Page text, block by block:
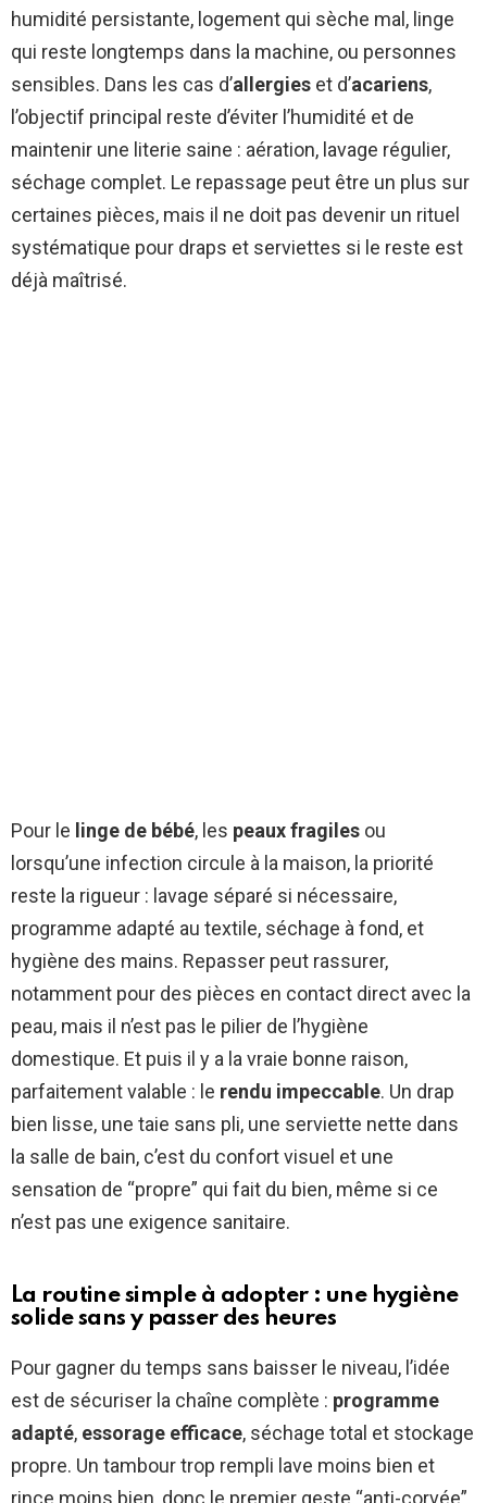
humidité persistante, logement qui sèche mal, linge
qui reste longtemps dans la machine, ou personnes
sensibles. Dans les cas d’allergies et d’acariens,
l’objectif principal reste d’éviter l’humidité et de
maintenir une literie saine : aération, lavage régulier,
séchage complet. Le repassage peut être un plus sur
certaines pièces, mais il ne doit pas devenir un rituel
systématique pour draps et serviettes si le reste est
déjà maîtrisé.
Pour le linge de bébé, les peaux fragiles ou
lorsqu’une infection circule à la maison, la priorité
reste la rigueur : lavage séparé si nécessaire,
programme adapté au textile, séchage à fond, et
hygiène des mains. Repasser peut rassurer,
notamment pour des pièces en contact direct avec la
peau, mais il n’est pas le pilier de l’hygiène
domestique. Et puis il y a la vraie bonne raison,
parfaitement valable : le rendu impeccable. Un drap
bien lisse, une taie sans pli, une serviette nette dans
la salle de bain, c’est du confort visuel et une
sensation de “propre” qui fait du bien, même si ce
n’est pas une exigence sanitaire.
La routine simple à adopter : une hygiène
solide sans y passer des heures
Pour gagner du temps sans baisser le niveau, l’idée
est de sécuriser la chaîne complète : programme
adapté, essorage efficace, séchage total et stockage
propre. Un tambour trop rempli lave moins bien et